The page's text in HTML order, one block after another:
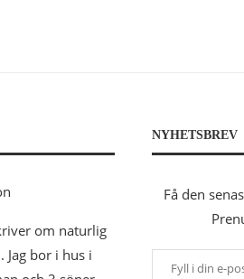
om naturlig
Jag bor i hus i
NYHETSBREV
Få den